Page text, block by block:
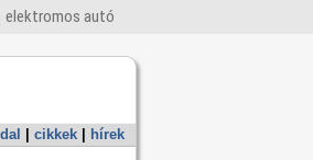
elektromos autó
cikkek hírek